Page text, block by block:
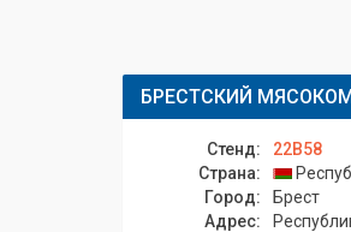
БРЕСТСКИЙ
Стенд:
22B58
Страна:
Город:
Брест
Адрес: